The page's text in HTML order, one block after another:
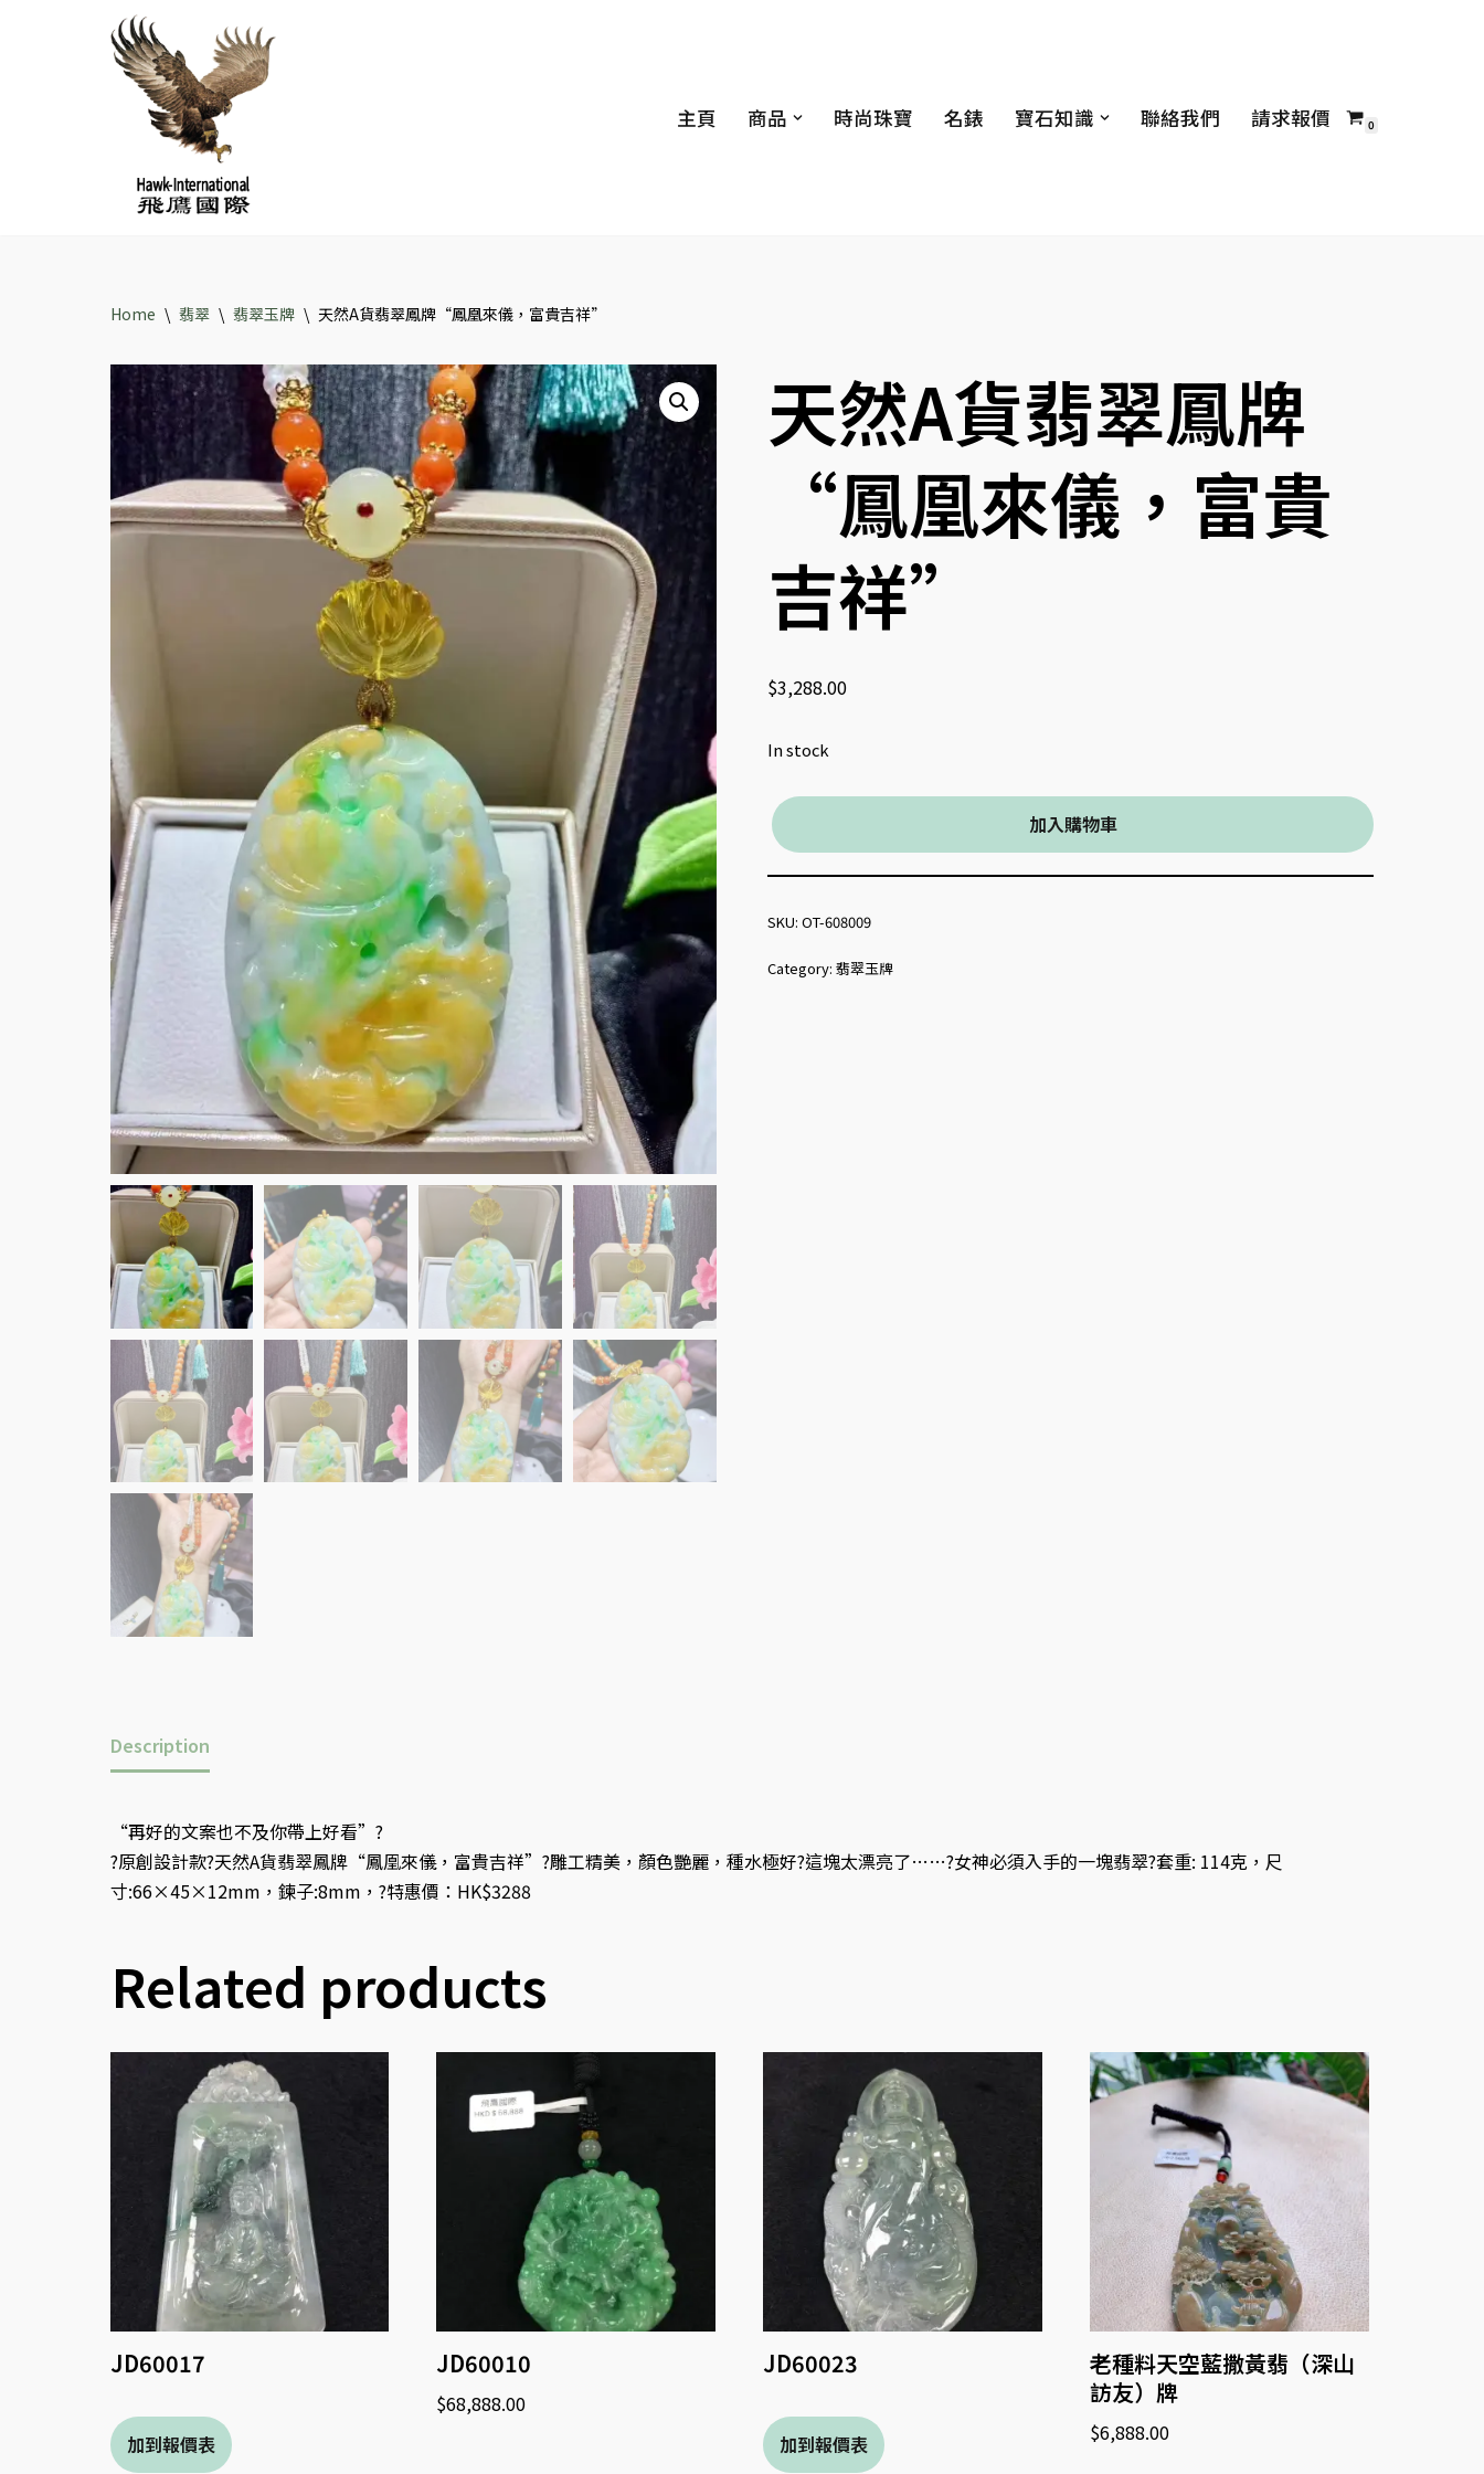
主頁 商品 時尚珠寶 名錶 寶石知識 聯絡我們 請求報價 0
Home \ 翡翠 \ 翡翠玉牌 \ 天然A貨翡翠鳳牌“鳳凰來儀，富貴吉祥”
天然A貨翡翠鳳牌
“鳳凰來儀，富貴
吉祥”
$3,288.00
In stock
加入購物車
SKU: OT-608009
Category: 翡翠玉牌
Description
“再好的文案也不及你帶上好看”?
?原創設計款?天然A貨翡翠鳳牌“鳳凰來儀，富貴吉祥”?雕工精美，顏色艷麗，種水極好?這塊太漂亮了……?女神必須入手的一塊翡翠?套重: 114克，尺
寸:66×45×12mm，鍊子:8mm，?特惠價：HK$3288
Related products
JD60017 JD60010
$68,888.00
JD60023
老種料天空藍撒黃翡（深山
訪友）牌
$6,888.00